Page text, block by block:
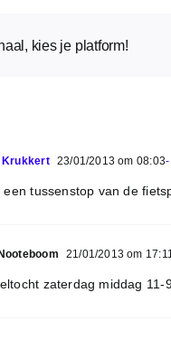
kies je platform!
Krukkert 23/01/2013 om 08:03-
een tussenstop van de
21/01/2013 om
zaterdag middag